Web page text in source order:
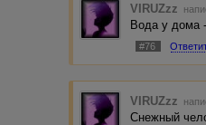
VIRUZzz
Вода у дома
#76
VIRUZzz
Снежный